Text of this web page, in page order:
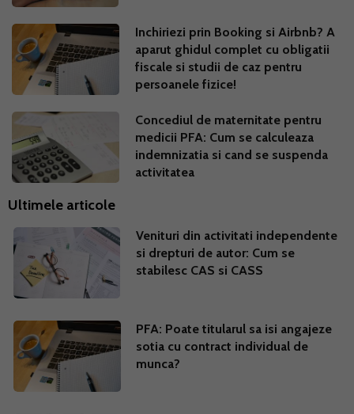
Inchiriezi prin Booking si Airbnb? A
aparut ghidul complet cu obligatii
fiscale si studii de caz pentru
persoanele fizice!
Concediul de maternitate pentru
medicii PFA: Cum se calculeaza
indemnizatia si cand se suspenda
activitatea
Ultimele articole
Venituri din activitati independente
si drepturi de autor: Cum se
stabilesc CAS si CASS
PFA: Poate titularul sa isi angajeze
sotia cu contract individual de
munca?